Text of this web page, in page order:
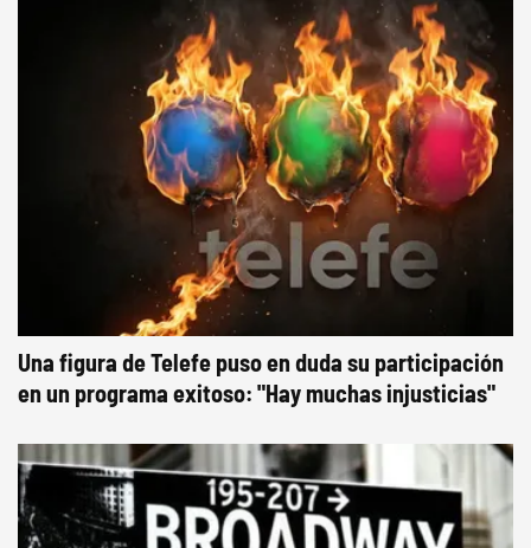
Una figura de Telefe puso en duda su participación
en un programa exitoso: "Hay muchas injusticias"